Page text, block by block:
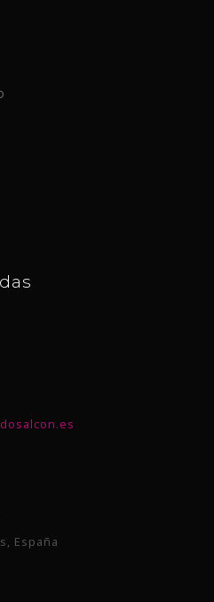
España